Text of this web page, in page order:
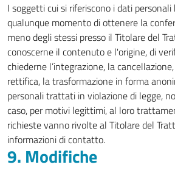
I soggetti cui si riferiscono i dati
qualunque momento di ottenere la
meno degli stessi presso il Titolare del
conoscerne il contenuto e l'origine, di
chiederne l’integrazione, la
rettifica, la trasformazione in forma
personali trattati in violazione di legge,
caso, per motivi legittimi, al loro
richieste vanno rivolte al Titolare del
informazioni di contatto.
9. Modifiche